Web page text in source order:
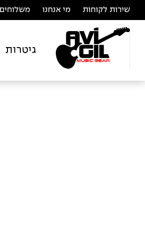
שירות לקוחות מי אנחנו משלוחים
גיטרות